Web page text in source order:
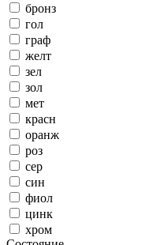
бронз
гол
граф
желт
зел
зол
мет
красн
оранж
роз
сер
син
фиол
цинк
хром